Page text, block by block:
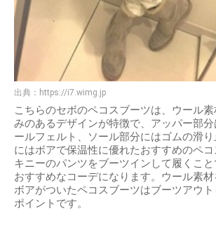
出典： https://i7.wimg.jp
こちらのセボのペコスブーツは、ウール
みのあるデザインが特徴で、アッパー部
ールフェルト、ソール部分にはゴムの滑
にはボアで保温性に優れたおすすめのペ
キニーのパンツをブーツインして履くこ
おすすめなコーデになります。ウール素
ボアがついたペコスブーツはブーツアウ
ポイントです。